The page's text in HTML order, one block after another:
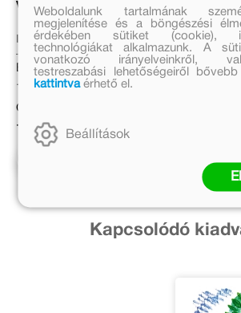
Vackor játszik
Kormos István
Eredeti ár:
1 999 Ft
Online ár:
1 639 Ft
Jó
Eredeti ár:
3 999 Ft
Kapcsolódó
Weboldalunk tartalmának
megjelenítése és a böngészési
érdekében sütiket (cookie),
technológiákat alkalmazunk. A
vonatkozó irányelveinkről,
testreszabási lehetőségeiről
kattintvaérhető el.
Beállítások